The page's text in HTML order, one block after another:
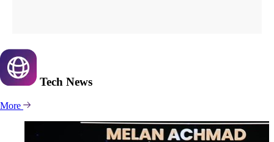
Tech News
More